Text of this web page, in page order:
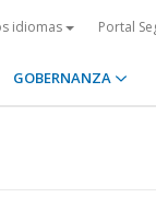
idiomas Portal
GOBERNANZA